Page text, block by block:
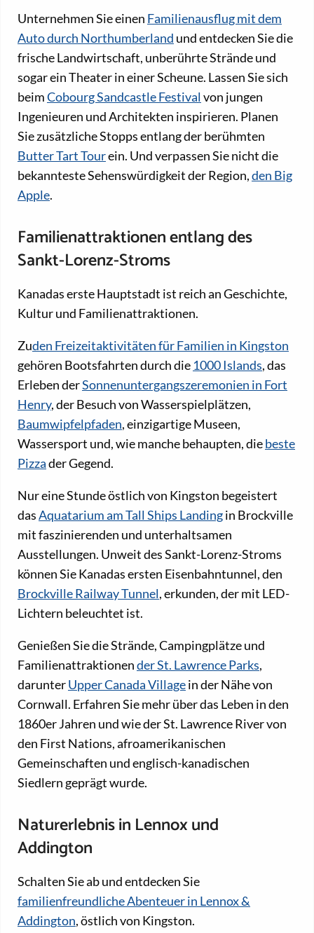
Unternehmen Sie einen Familienausflug mit dem
Auto durch Northumberland und entdecken Sie die
frische Landwirtschaft, unberührte Strände und
sogar ein Theater in einer Scheune. Lassen Sie sich
beimCobourg Sandcastle Festival von jungen
Ingenieuren und Architekten inspirieren. Planen
Sie zusätzliche Stopps entlang der berühmten
Butter Tart Tourein. Und verpassen Sie nicht die
bekannteste Sehenswürdigkeit der Region,den Big
Apple.
Familienattraktionen entlang des
Sankt-Lorenz-Stroms
Kanadas erste Hauptstadt ist reich an Geschichte,
Kultur und Familienattraktionen.
Zuden Freizeitaktivitäten für Familien in Kingston
gehören Bootsfahrten durch die 1000 Islands, das
Erleben derSonnenuntergangszeremonien in Fort
Henry, der Besuch von Wasserspielplätzen,
Baumwipfelpfaden, einzigartige Museen,
Wassersport und, wie manche behaupten, diebeste
Pizzader Gegend.
Nur eine Stunde östlich von Kingston begeistert
dasAquatarium am Tall Ships Landingin Brockville
mit faszinierenden und unterhaltsamen
Ausstellungen. Unweit des Sankt-Lorenz-Stroms
können Sie Kanadas ersten Eisenbahntunnel, den
Brockville Railway Tunnel, erkunden, der mit LED-
Lichtern beleuchtet ist.
Genießen Sie die Strände, Campingplätze und
Familienattraktionender St. Lawrence Parks,
darunterUpper Canada Villagein der Nähe von
Cornwall. Erfahren Sie mehr über das Leben in den
1860er Jahren und wie der St. Lawrence River von
den First Nations, afroamerikanischen
Gemeinschaften und englisch-kanadischen
Siedlern geprägt wurde.
Naturerlebnis in Lennox und
Addington
Schalten Sie ab und entdecken Sie
familienfreundliche Abenteuer in Lennox &
Addington, östlich von Kingston.